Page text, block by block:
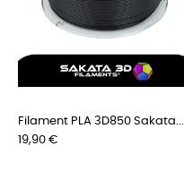
Filament PLA 3D850 Sakata...
Preis
19,90 €